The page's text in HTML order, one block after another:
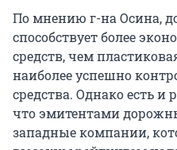
По мнению г-на Осина,
способствует более
средств, чем
наиболее успешно
средства. Однако есть и
что эмитентами
западные компании,